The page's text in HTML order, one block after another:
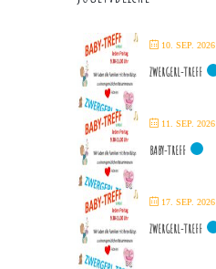
10. SEP. 2026
ZWERGERL-TREFF
11. SEP. 2026
BABY-TREFF
17. SEP. 2026
ZWERGERL-TREFF